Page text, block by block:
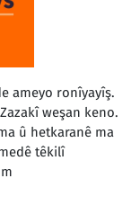
ameyo ronîyayîş.
weşan keno.
û hetkaranê ma
têkilî